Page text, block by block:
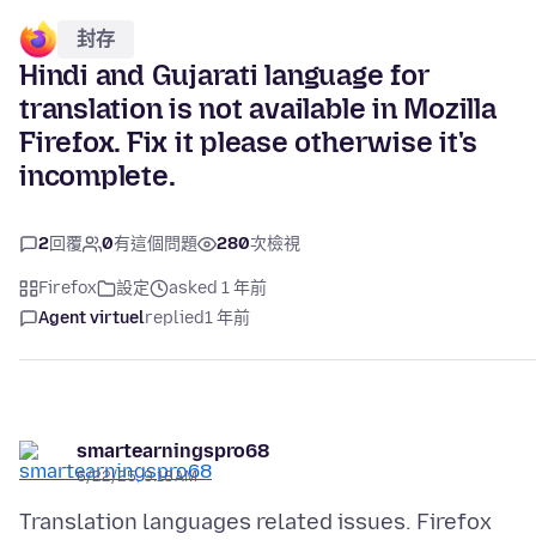
封存
Hindi and Gujarati language for
translation is not available in Mozilla
Firefox. Fix it please otherwise it's
incomplete.
2回覆 0有這個問題 280次檢視
Firefox 設定
asked 1 年前
Agent virtuelreplied1 年前
smartearningspro68
6/22/25, 9:18 AM
Translation languages related issues. Firefox